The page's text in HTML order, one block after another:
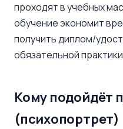
проходят в учебных
обучение экономит
получить диплом/
обязательной
Кому подойдёт
(психопортрет)